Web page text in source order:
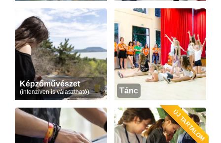
Képzőművészet
(intenzíven is választható) Tánc
ÚJ TARTALOM